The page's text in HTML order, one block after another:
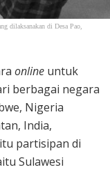
dilaksanakan di Desa Pao,
online untuk
berbagai negara
Nigeria
India,
partisipan di
Sulawesi